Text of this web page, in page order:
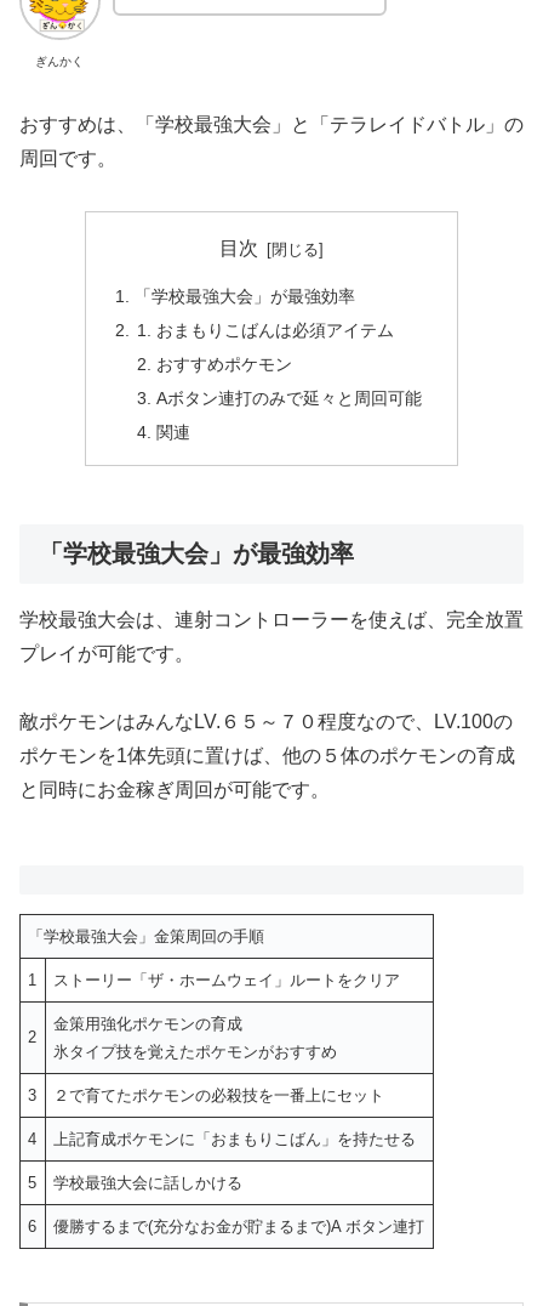
ぎんかく
おすすめは、「学校最強大会」と「テラレイドバトル」の
周回です。
目次
「学校最強大会」が最強効率
おまもりこばんは必須アイテム
おすすめポケモン
Aボタン連打のみで延々と周回可能
関連
「学校最強大会」が最強効率
学校最強大会は、連射コントローラーを使えば、完全放置
プレイが可能です。
敵ポケモンはみんなLV.６５～７０程度なので、LV.100の
ポケモンを1体先頭に置けば、他の５体のポケモンの育成
と同時にお金稼ぎ周回が可能です。
「学校最強大会」金策周回の手順
1 ストーリー「ザ・ホームウェイ」ルートをクリア
2
金策用強化ポケモンの育成
氷タイプ技を覚えたポケモンがおすすめ
3 ２で育てたポケモンの必殺技を一番上にセット
4 上記育成ポケモンに「おまもりこばん」を持たせる
5 学校最強大会に話しかける
6 優勝するまで(充分なお金が貯まるまで)A ボタン連打